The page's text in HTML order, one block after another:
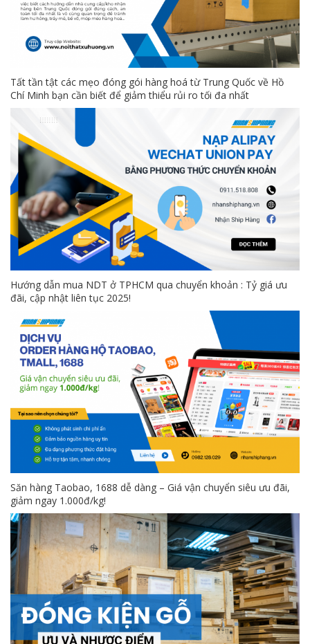
Tất tần tật các mẹo đóng gói hàng hoá từ Trung Quốc về Hồ
Chí Minh bạn cần biết để giảm thiểu rủi ro tối đa nhất
Hướng dẫn mua NDT ở TPHCM qua chuyển khoản : Tỷ giá ưu
đãi, cập nhật liên tục 2025!
Săn hàng Taobao, 1688 dễ dàng – Giá vận chuyển siêu ưu đãi,
giảm ngay 1.000đ/kg!